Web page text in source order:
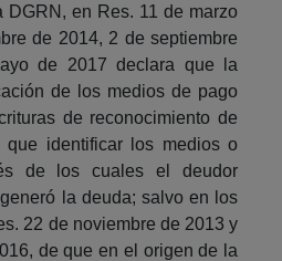
DGRN, en Res. 11 de marzo
de 2014, 2 de septiembre
de 2017 declara que la
de los medios de pago
de reconocimiento de
que identificar los medios o
de los cuales el deudor
la deuda; salvo en los
22 de noviembre de 2013 y
de que en el origen de la